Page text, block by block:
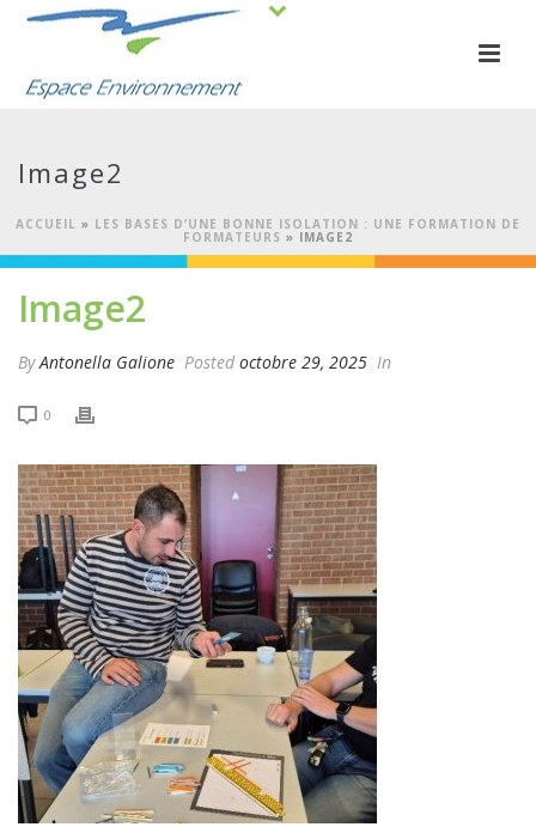
Image2
ACCUEIL » LES BASES D’UNE BONNE ISOLATION : UNE FORMATION DE
FORMATEURS » IMAGE2
Image2
ByAntonella Galione Posted octobre 29, 2025 In
0